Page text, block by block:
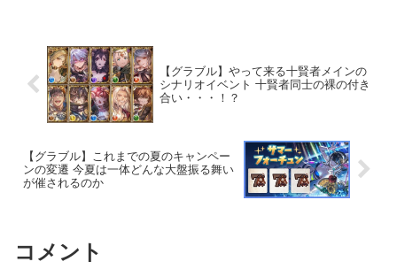
【グラブル】やって来る十賢者メインの
シナリオイベント 十賢者同士の裸の付き
合い・・・！？
【グラブル】これまでの夏のキャンペー
ンの変遷 今夏は一体どんな大盤振る舞い
が催されるのか
コメント